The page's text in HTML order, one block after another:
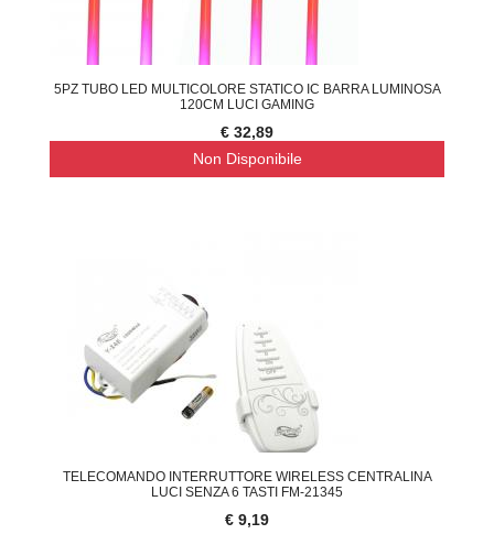
5PZ TUBO LED MULTICOLORE STATICO IC BARRA LUMINOSA
120CM LUCI GAMING
€ 32,89
Non Disponibile
TELECOMANDO INTERRUTTORE WIRELESS CENTRALINA
LUCI SENZA 6 TASTI FM-21345
€ 9,19